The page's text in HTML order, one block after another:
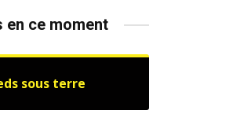
en ce moment
sous terre